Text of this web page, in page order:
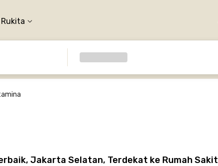
Jakarta Selatan, Terdekat ke Rumah Sakit